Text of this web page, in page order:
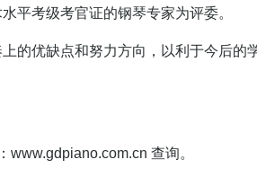
考级考官证的钢琴专家为评委。
优缺点和努力方向，以利于今后的
查询。